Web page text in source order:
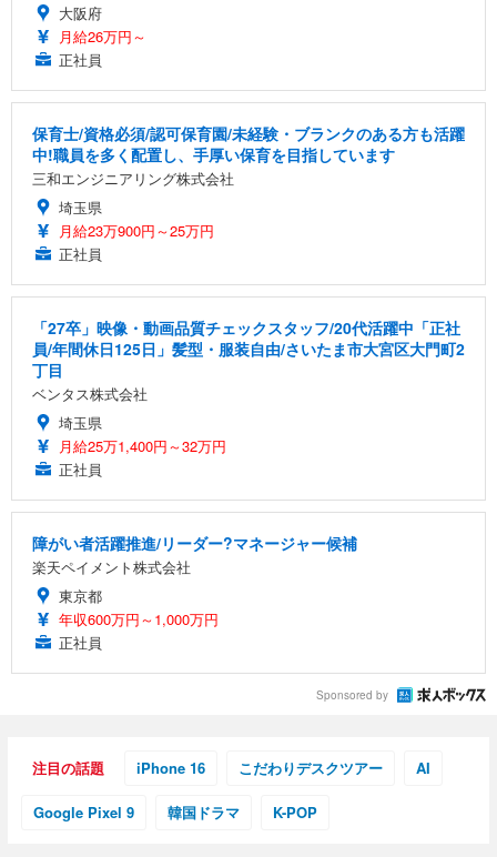
大阪府
月給26万円～
正社員
保育士/資格必須/認可保育園/未経験・ブランクのある方も活躍
中!職員を多く配置し、手厚い保育を目指しています
三和エンジニアリング株式会社
埼玉県
月給23万900円～25万円
正社員
「27卒」映像・動画品質チェックスタッフ/20代活躍中「正社
員/年間休日125日」髪型・服装自由/さいたま市大宮区大門町2
丁目
ベンタス株式会社
埼玉県
月給25万1,400円～32万円
正社員
障がい者活躍推進/リーダー?マネージャー候補
楽天ペイメント株式会社
東京都
年収600万円～1,000万円
正社員
Sponsored by
注目の話題 iPhone 16 こだわりデスクツアー AI
Google Pixel 9 韓国ドラマ K-POP